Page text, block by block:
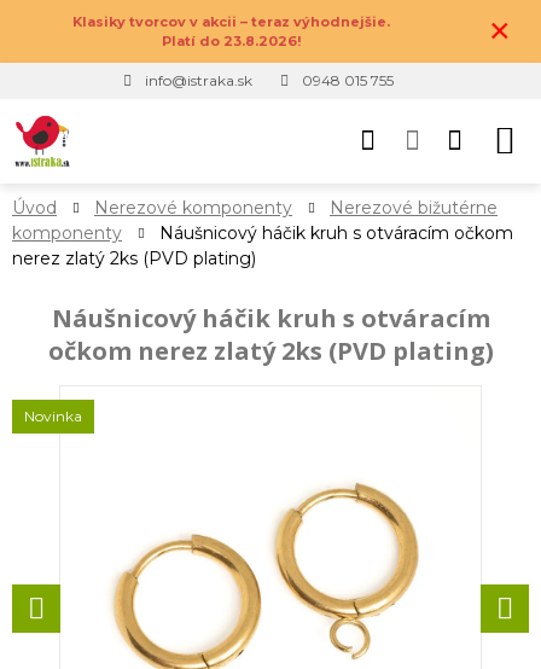
Klasiky tvorcov v akcii – teraz výhodnejšie.
Platí do 23.8.2026!
×
info@istraka.sk 0948 015 755
Úvod Nerezové komponenty
Nerezové bižutérne
komponenty
Náušnicový háčik kruh s otváracím očkom
nerez zlatý 2ks (PVD plating)
Náušnicový háčik kruh s otváracím
očkom nerez zlatý 2ks (PVD plating)
Novinka